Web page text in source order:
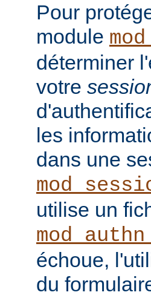
Pour
module
déterminer
votre
les
dans une
utilise un
échoue,
du